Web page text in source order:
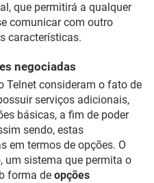
que permitirá a qualquer
comunicar com outro
características.
negociadas
Telnet consideram o fato de
serviços adicionais,
básicas, a fim de poder
sendo, estas
em termos de opções. O
um sistema que permita o
forma de opções